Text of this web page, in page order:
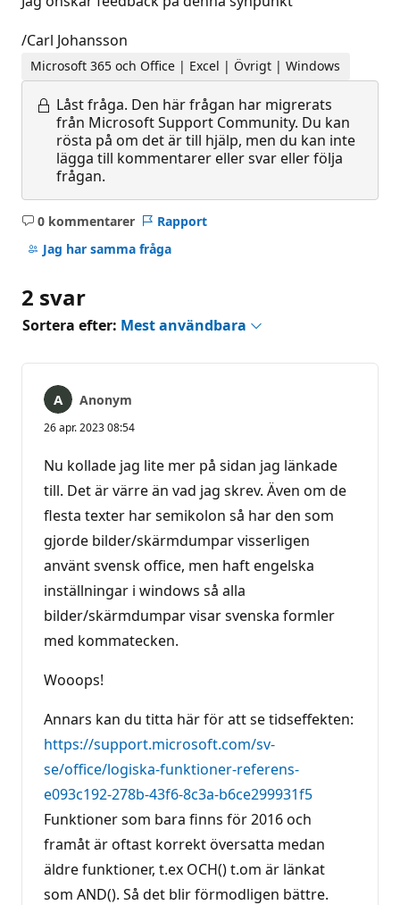
/Carl Johansson
Microsoft 365 och Office | Excel | Övrigt | Windows
Låst fråga. Den här frågan har migrerats
från Microsoft Support Community. Du kan
rösta på om det är till hjälp, men du kan inte
lägga till kommentarer eller svar eller följa
frågan.
0 kommentarer
Inga
kommentarer
Rapport
Jag har samma fråga
2 svar
Sortera efter: Mest användbara
Anonym
26 apr. 2023 08:54
Nu kollade jag lite mer på sidan jag länkade
till. Det är värre än vad jag skrev. Även om de
flesta texter har semikolon så har den som
gjorde bilder/skärmdumpar visserligen
använt svensk office, men haft engelska
inställningar i windows så alla
bilder/skärmdumpar visar svenska formler
med kommatecken.
Wooops!
Annars kan du titta här för att se tidseffekten:
https://support.microsoft.com/sv-
se/office/logiska-funktioner-referens-
e093c192-278b-43f6-8c3a-b6ce299931f5
Funktioner som bara finns för 2016 och
framåt är oftast korrekt översatta medan
äldre funktioner, t.ex OCH() t.om är länkat
som AND(). Så det blir förmodligen bättre.